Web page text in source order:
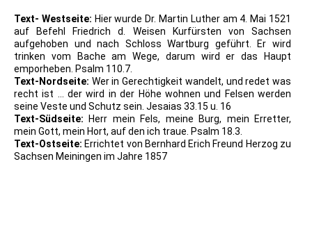
Text- Westseite: Hier wurde Dr. Martin Luther am 4. Mai 1521
auf Befehl Friedrich d. Weisen Kurfürsten von Sachsen
aufgehoben und nach Schloss Wartburg geführt. Er wird
trinken vom Bache am Wege, darum wird er das Haupt
emporheben. Psalm 110.7.
Text-Nordseite: Wer in Gerechtigkeit wandelt, und redet was
recht ist … der wird in der Höhe wohnen und Felsen werden
seine Veste und Schutz sein. Jesaias 33.15 u. 16
Text-Südseite: Herr mein Fels, meine Burg, mein Erretter,
mein Gott, mein Hort, auf den ich traue. Psalm 18.3.
Text-Ostseite: Errichtet von Bernhard Erich Freund Herzog zu
Sachsen Meiningen im Jahre 1857